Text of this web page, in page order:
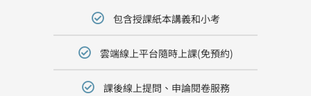
包含授課紙本講義和小考
雲端線上平台隨時上課(免預約)
課後線上提問、申論閱卷服務